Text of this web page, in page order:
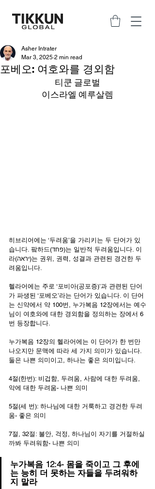
포베오: 여호와를 경외함
Asher Intrater
Mar 3, 2025 2 min read
티쿤 글로벌
이스라엘 예루살렘
히브리어에는 ‘두려움’을 가리키는 두 단어가 있
습니다. 팤하드(פחד)는 일반적 두려움입니다. 이
라(יראה)는 권위, 권력, 성결과 관련된 경건한 두
려움입니다.
헬라어에는 주로 ‘포비아(공포증)’과 관련된 단어
가 파생된 ‘포베오’라는 단어가 있습니다. 이 단어
는 신약에서 약 100번, 누가복음 12장에서는 예수
님이 여호와에 대한 경외함을 정의하는 장에서 6
번 등장합니다.
누가복음 12장의 헬라어에는 이 단어가 한 번만
나오지만 문맥에 따라 세 가지 의미가 있습니다.
둘은 나쁜 의미이고, 하나는 좋은 의미입니다.
4절(한번): 비겁함, 두려움, 사람에 대한 두려움,
악에 대한 두려움- 나쁜 의미
5절(세 번): 하나님에 대한 거룩하고 경건한 두려
움- 좋은 의미
7절, 32절: 불안, 걱정, 하나님이 자기를 거절하실
까봐 두려워함- 나쁜 의미
누가복음 12:4- 몸을 죽이고 그 후에
는 능히 더 못하는 자들을 두려워하
지 말라